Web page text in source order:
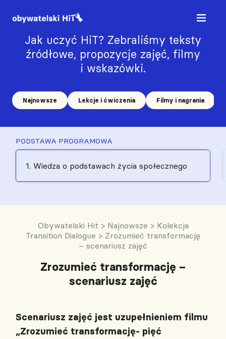
Jak uczyć HiT? Zebraliśmy teksty
źródłowe, propozycje zajęć, filmy
i wskazówki.
Najnowsze Lekcje i ćwiczenia Filmy i nagrania
PODSTAWA PROGRAMOWA
1. Wiedza o podstawach życia społecznego
Obywatelski Hit > Najnowsze > Kolekcja
Transition Dialogue > Zrozumieć transformację
– scenariusz zajęć
Zrozumieć transformację –
scenariusz zajęć
Scenariusz zajęć jest uzupełnieniem filmu
„Zrozumieć transformację- pięć